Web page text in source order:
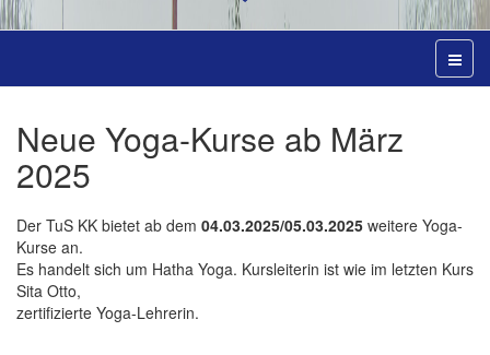
Neue Yoga-Kurse ab März
2025
Der TuS KK bietet ab dem 04.03.2025/05.03.2025 weitere Yoga-
Kurse an.
Es handelt sich um Hatha Yoga. Kursleiterin ist wie im letzten Kurs
Sita Otto,
zertifizierte Yoga-Lehrerin.